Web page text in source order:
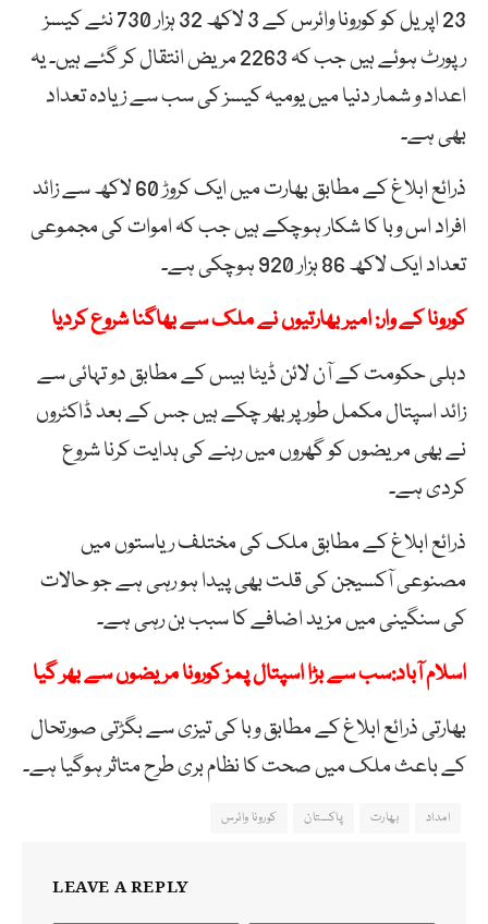
23 اپریل کو کورونا وائرس کے 3 لاکھ 32 ہزار 730 نئے کیسز
رپورٹ ہوئے ہیں جب کہ 2263 مریض انتقال کر گئے ہیں۔ یہ
اعداد و شمار دنیا میں یومیہ کیسز کی سب سے زیادہ تعداد
بھی ہے۔
ذرائع ابلاغ کے مطابق بھارت میں ایک کروڑ 60 لاکھ سے زائد
افراد اس وبا کا شکار ہوچکے ہیں جب کہ اموات کی مجموعی
تعداد ایک لاکھ 86 ہزار 920 ہوچکی ہے۔
کورونا کے وار: امیر بھارتیوں نے ملک سے بھاگنا شروع کردیا
دہلی حکومت کے آن لائن ڈیٹا بیس کے مطابق دو تہائی سے
زائد اسپتال مکمل طور پر بھر چکے ہیں جس کے بعد ڈاکٹروں
نے بھی مریضوں کو گھروں میں رہنے کی ہدایت کرنا شروع
کردی ہے۔
ذرائع ابلاغ کے مطابق ملک کی مختلف ریاستوں میں
مصنوعی آکسیجن کی قلت بھی پیدا ہو رہی ہے جو حالات
کی سنگینی میں مزید اضافے کا سبب بن رہی ہے۔
اسلام آباد:سب سے بڑا اسپتال پمز کورونا مریضوں سے بھر گیا
بھارتی ذرائع ابلاغ کے مطابق وبا کی تیزی سے بگڑتی صورتحال
کے باعث ملک میں صحت کا نظام بری طرح متاثر ہوگیا ہے۔
امداد بھارت پاکستان کورونا وائرس
LEAVE A REPLY